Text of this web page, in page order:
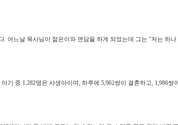
어느날 목사님이 젊은이와 면담을 하게 되었는데 그는 "저는 하나
중 1.282명은 사생아이며, 하루에 5,962쌍이 결혼하고, 1,986쌍이